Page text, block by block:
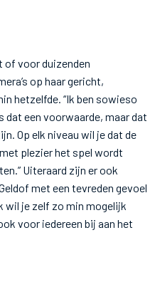
of voor duizenden
op haar gericht,
hetzelfde. “Ik ben sowieso
dat een voorwaarde, maar dat
Op elk niveau wil je dat de
plezier het spel wordt
Uiteraard zijn er ook
met een tevreden gevoel
wil je zelf zo min mogelijk
voor iedereen bij aan het